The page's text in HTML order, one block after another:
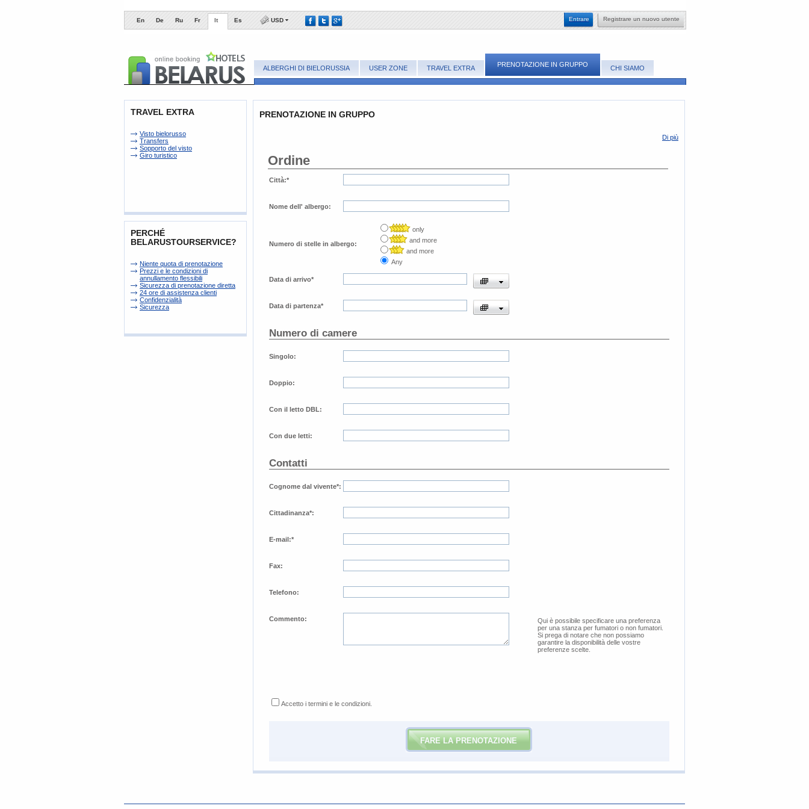
En De Ru Fr It Es USD Registrare un nuovo utente
​Entrare
ALBERGHI DI BIELORUSSIA USER ZONE TRAVEL EXTRA PRENOTAZIONE IN GRUPPO CHI SIAMO
TRAVEL EXTRA
Visto bielorusso
Transfers
Sopporto del visto
Giro turistico
PERCHÉ
BELARUSTOURSERVICE?
Niente quota di prenotazione
Prezzi e le condizioni di
annullamento flessibili
Sicurezza di prenotazione diretta
24 ore di assistenza clienti
Confidenzialità
Sicurezza
PRENOTAZIONE IN GRUPPO
​Di più
Ordine​
Сittà:*
Nome dell' albergo:
​Numero di stelle in albergo:
only
and more
and more
Any
​Data di arrivo*
​Data di partenza*
Numero di camere
​Singolo:
​Doppio:
​Con il letto DBL:
​Con due letti:
​Contatti
​Cognome dal vivente*:
Cittadinanza*:
E-mail:*
​Fax:
​Telefono:
​Commento:
​Qui è possibile specificare una preferenza
per una stanza per fumatori o non fumatori.
Si prega di notare che non possiamo
garantire la disponibilità delle vostre
preferenze scelte.
​Accetto i termini e le condizioni.